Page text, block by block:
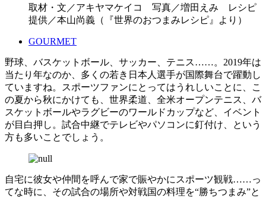
取材・文／アキヤマケイコ 写真／増田えみ レシピ
提供／本山尚義（『世界のおつまみレシピ』より）
GOURMET
野球、バスケットボール、サッカー、テニス……。2019年は
当たり年なのか、多くの若き日本人選手が国際舞台で躍動し
ていますね。スポーツファンにとってはうれしいことに、こ
の夏から秋にかけても、世界柔道、全米オープンテニス、バ
スケットボールやラグビーのワールドカップなど、イベント
が目白押し。試合中継でテレビやパソコンに釘付け、という
方も多いことでしょう。
自宅に彼女や仲間を呼んで家で賑やかにスポーツ観戦……っ
てな時に、その試合の場所や対戦国の料理を“勝ちつまみ”と